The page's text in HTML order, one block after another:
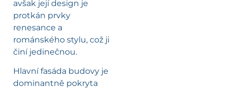
avšak její design je
protkán prvky
renesance a
románského stylu, což ji
činí jedinečnou.
Hlavní fasáda budovy je
dominantně pokryta